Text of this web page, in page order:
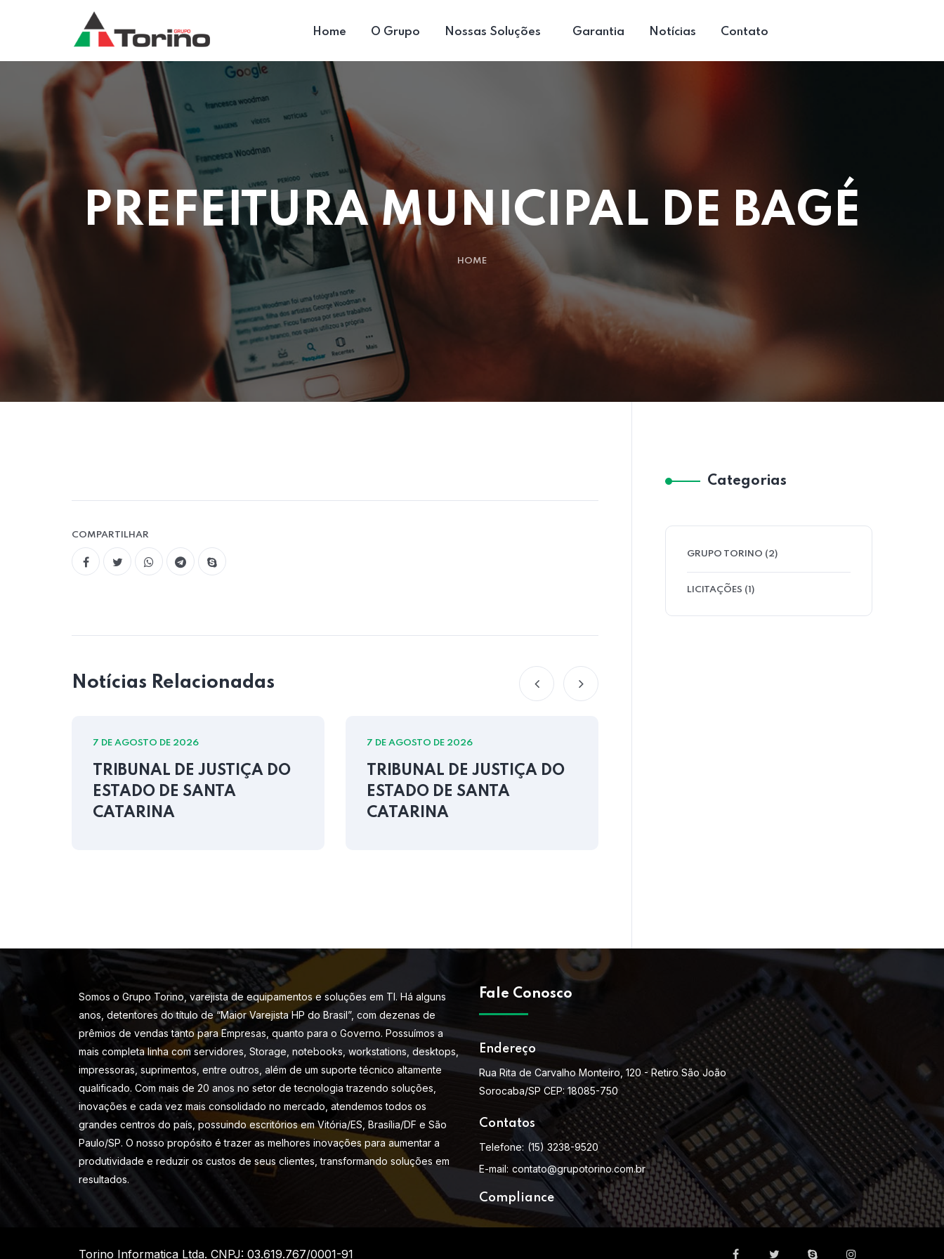
Home O Grupo Nossas Soluções Garantia Notícias Contato
PREFEITURA MUNICIPAL DE BAGÉ
HOME
COMPARTILHAR
Notícias Relacionadas
7 DE AGOSTO DE 2026
TRIBUNAL DE JUSTIÇA DO
ESTADO DE SANTA
CATARINA
7 DE AGOSTO DE 2026
TRIBUNAL DE JUSTIÇA DO
ESTADO DE SANTA
CATARINA
Categorias
GRUPO TORINO (2)
LICITAÇÕES (1)
Somos o Grupo Torino, varejista de equipamentos e soluções em TI. Há alguns
anos, detentores do título de “Maior Varejista HP do Brasil”, com dezenas de
prêmios de vendas tanto para Empresas, quanto para o Governo. Possuímos a
mais completa linha com servidores, Storage, notebooks, workstations, desktops,
impressoras, suprimentos, entre outros, além de um suporte técnico altamente
qualificado. Com mais de 20 anos no setor de tecnologia trazendo soluções,
inovações e cada vez mais consolidado no mercado, atendemos todos os
grandes centros do país, possuindo escritórios em Vitória/ES, Brasília/DF e São
Paulo/SP. O nosso propósito é trazer as melhores inovações para aumentar a
produtividade e reduzir os custos de seus clientes, transformando soluções em
resultados.
Fale Conosco
Endereço
Rua Rita de Carvalho Monteiro, 120 - Retiro São João
Sorocaba/SP CEP: 18085-750
Contatos
Telefone: (15) 3238-9520
E-mail: contato@grupotorino.com.br
Compliance
Torino Informatica Ltda. CNPJ: 03.619.767/0001-91